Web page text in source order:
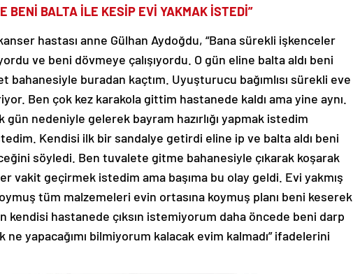
BENİ BALTA İLE KESİP EVİ YAKMAK İSTEDİ”
hastası anne Gülhan Aydoğdu, “Bana sürekli işkenceler
ve beni dövmeye çalışıyordu. O gün eline balta aldı beni
bahanesiyle buradan kaçtım. Uyuşturucu bağımlısı sürekli eve
Ben çok kez karakola gittim hastanede kaldı ama yine aynı.
gün nedeniyle gelerek bayram hazırlığı yapmak istedim
Kendisi ilk bir sandalye getirdi eline ip ve balta aldı beni
söyledi. Ben tuvalete gitme bahanesiyle çıkarak koşarak
vakit geçirmek istedim ama başıma bu olay geldi. Evi yakmış
tüm malzemeleri evin ortasına koymuş planı beni keserek
kendisi hastanede çıksın istemiyorum daha öncede beni darp
yapacağımı bilmiyorum kalacak evim kalmadı” ifadelerini